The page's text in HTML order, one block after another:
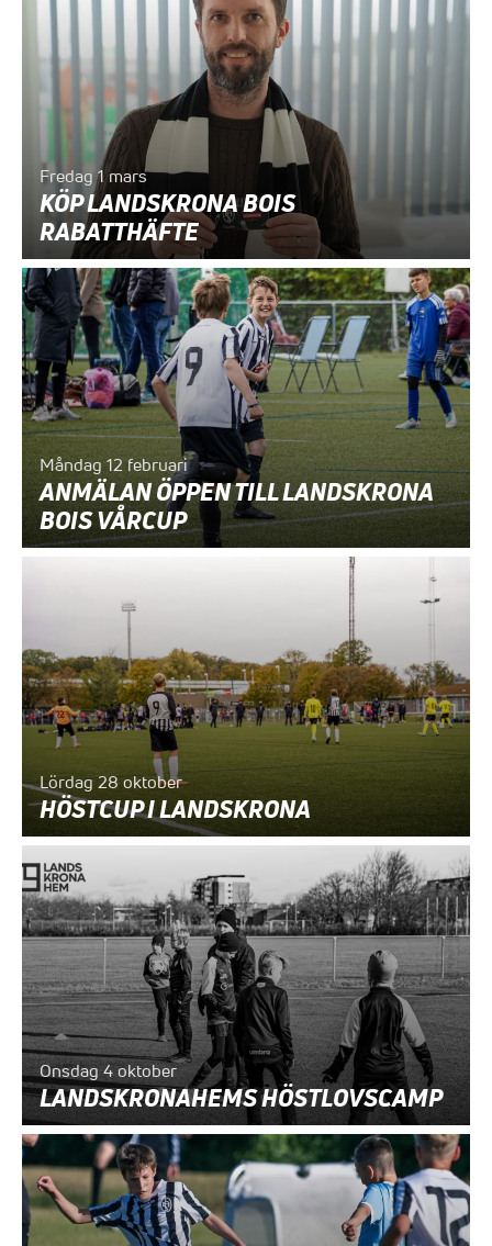
Fredag 1 mars
KÖP LANDSKRONA BOIS
RABATTHÄFTE
Måndag 12 februari
ANMÄLAN ÖPPEN TILL LANDSKRONA
BOIS VÅRCUP
Lördag 28 oktober
HÖSTCUP I LANDSKRONA
Onsdag 4 oktober
LANDSKRONAHEMS HÖSTLOVSCAMP